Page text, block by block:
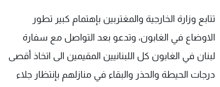
تتابع وزارة الخارجية والمغتربين بإهتمام كبير تطور
الاوضاع في الغابون، وتدعو بعد التواصل مع سفارة
لبنان في الغابون كل اللبنانيين المقيمين الى اتخاذ أقصى
درجات الحيطة والحذر والبقاء في منازلهم بإنتظار جلاء
جدول البرامج
شاهد البرامج
الترددات
عن MTV
وظائف